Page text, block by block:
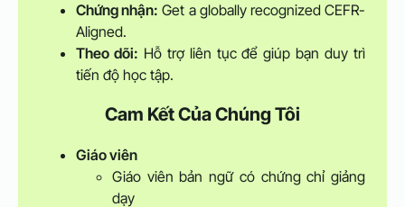
Chứng nhận: Get a globally recognized CEFR-
Aligned.
Theo dõi: Hỗ trợ liên tục để giúp bạn duy trì
tiến độ học tập.
Cam Kết Của Chúng Tôi
Giáo viên
Giáo viên bản ngữ có chứng chỉ giảng
dạy